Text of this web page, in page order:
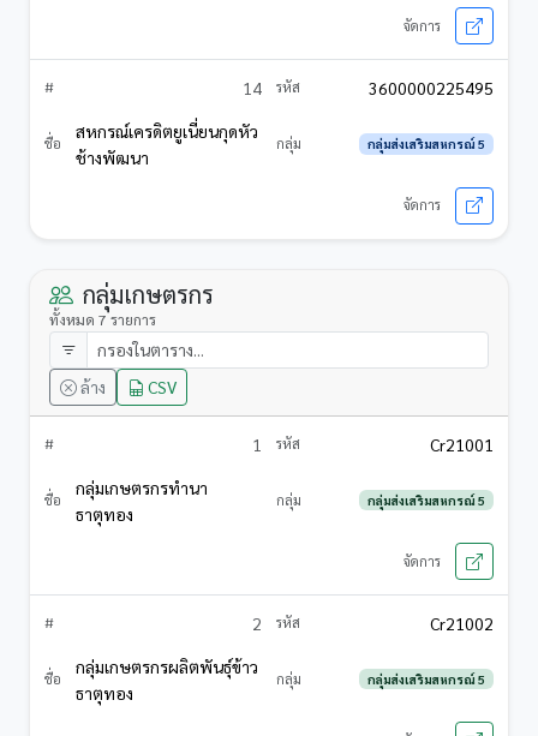
14
3600000225495
สหกรณ์เครดิตยูเนี่ยนกุดหัว
ช้างพัฒนา
กลุ่มส่งเสริมสหกรณ์ 5
กลุ่มเกษตรกร
ทั้งหมด 7 รายการ
ล้าง CSV
1
Cr21001
กลุ่มเกษตรกรทำนา
ธาตุทอง
กลุ่มส่งเสริมสหกรณ์ 5
2
Cr21002
กลุ่มเกษตรกรผลิตพันธุ์ข้าว
ธาตุทอง
กลุ่มส่งเสริมสหกรณ์ 5